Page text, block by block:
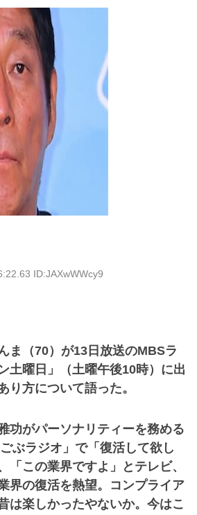
ID:JAXwWWcy9
ま（70）が13日放送のMBSラ
土曜日」（土曜午後10時）に出
り方について語った。
功がパーソナリティーを務める
ぶラジオ」で「復活して欲し
「この業界ですよ」とテレビ、
界の復活を熱望。コンプライア
は楽しかったやないか。今はこ